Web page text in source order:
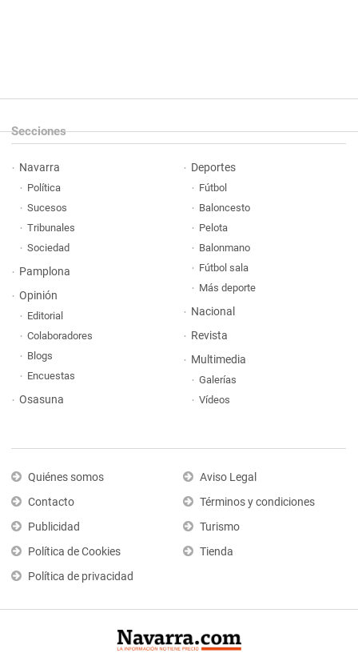
Secciones
Navarra
Política
Sucesos
Tribunales
Sociedad
Pamplona
Opinión
Editorial
Colaboradores
Blogs
Encuestas
Osasuna
Deportes
Fútbol
Baloncesto
Pelota
Balonmano
Fútbol sala
Más deporte
Nacional
Revista
Multimedia
Galerías
Vídeos
Quiénes somos
Contacto
Publicidad
Política de Cookies
Política de privacidad
Aviso Legal
Términos y condiciones
Turismo
Tienda